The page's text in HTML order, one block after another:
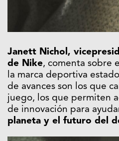
Janett Nichol,
de Nike, comenta sobre
la marca deportiva
de avances son los que
juego, los que permiten
de innovación para
planeta y el futuro del